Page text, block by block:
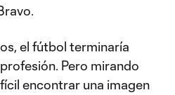
el fútbol terminaría
Pero mirando
encontrar una imagen